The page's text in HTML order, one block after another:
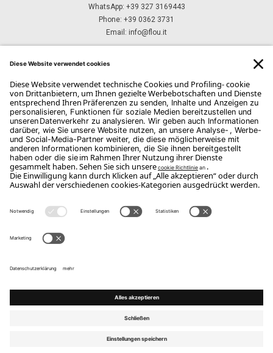
WhatsApp: +39 327 3169443
Phone: +39 0362 3731
Email: info@flou.it
ABONNIEREN SIE UNSEREN NEWSLETTER
Abonnieren Sie
Copyright Flou 2026
Datenschutzeinstellungen ändern